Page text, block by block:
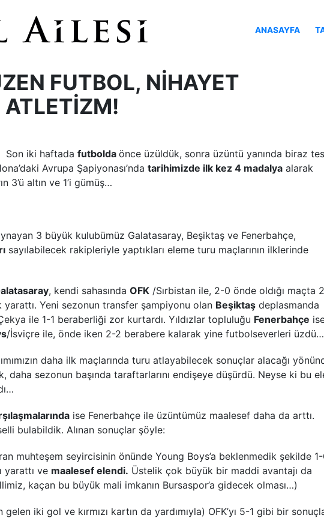
ANASAYFA
FUTBOL, NİHAYET
ATLETİZM!
Son iki haftada futbolda önce üzüldük, sonra üzüntü yanında biraz
Avrupa Şapiyonası’nda tarihimizde ilk kez 4 madalya alarak
3’ü altın ve 1’i gümüş…
3 büyük kulubümüz Galatasaray, Beşiktaş ve Fenerbahçe,
sayılabilecek rakipleriyle yaptıkları eleme turu maçlarının ilklerinde
, kendi sahasında OFK /Sırbistan ile, 2-0 önde oldığı maçta
yarattı. Yeni sezonun transfer şampiyonu olan Beşiktaş deplasmanda
ile 1-1 beraberliği zor kurtardı. Yıldızlar topluluğu Fenerbahçe
/İsviçre ile, önde iken 2-2 berabere kalarak yine futbolseverleri üzdü…
daha ilk maçlarında turu atlayabilecek sonuçlar alacağı
daha sezonun başında taraftarlarını endişeye düşürdü. Neyse ki bu
ise Fenerbahçe ile üzüntümüz maalesef daha da arttı.
bulabildik. Alınan sonuçlar şöyle:
muhteşem seyircisinin önünde Young Boys’a beklenmedik şekilde
yarattı ve maalesef elendi. Üstelik çok büyük bir maddi avantajı da
kaçan bu büyük mali imkanın Bursaspor’a gidecek olması…)
iki gol ve kırmızı kartın da yardımıyla) OFK’yı 5-1 gibi bir